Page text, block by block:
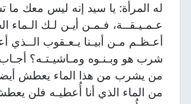
له المرأة: يا سيد إنه ليس معك ما
عـمـيـقــة، فـمـن أيـن لـك الـماء
أعـظـم مـن أبيـنا يـعـقوب الــذي
شرب هو وبـنـوه ومـاشيـتـه؟
من يشرب من هذا الماء يعطش
من الماء الذي أنا أُعطيـه فلن يعطش